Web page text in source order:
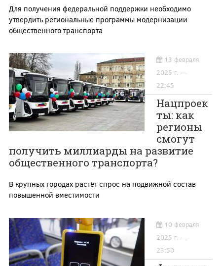
Для получения федеральной поддержки необходимо
утвердить региональные программы модернизации
общественного транспорта
13 февраля
2025 г. —
22:45
Нацпроек
ты: как
регионы
смогут
получить миллиарды на развитие
общественного транспорта?
В крупных городах растёт спрос на подвижной состав
повышенной вместимости
10 февраля
2025 г. —
23:50